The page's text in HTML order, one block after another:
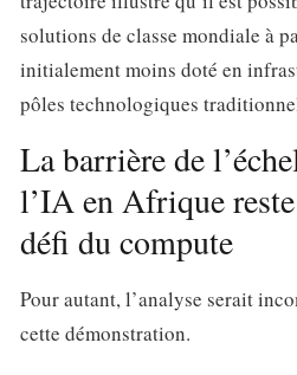
solutions de classe mondiale à
initialement moins doté en
pôles technologiques
La barrière de
l’IA en Afrique
défi du compute
Pour autant, l’analyse serait
cette démonstration.